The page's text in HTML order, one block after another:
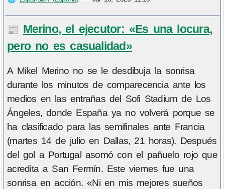
📰 Merino, el ejecutor: «Es una locura,
pero no es casualidad»
A Mikel Merino no se le desdibuja la sonrisa
durante los minutos de comparecencia ante los
medios en las entrañas del Sofi Stadium de Los
Ángeles, donde España ya no volverá porque se
ha clasificado para las semifinales ante Francia
(martes 14 de julio en Dallas, 21 horas). Después
del gol a Portugal asomó con el pañuelo rojo que
acredita a San Fermín. Este viernes fue una
sonrisa en acción. «Ni en mis mejores sueños